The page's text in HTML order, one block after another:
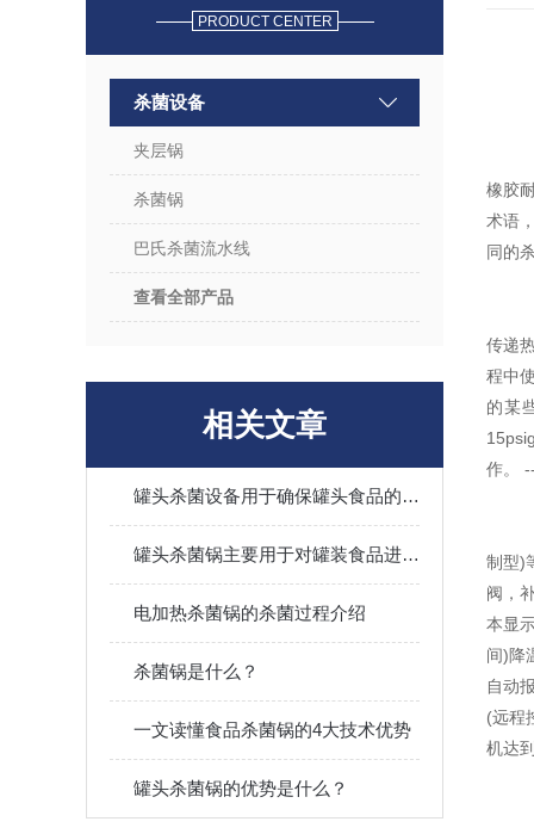
PRODUCT CENTER
杀菌设备
夹层锅
杀菌锅
巴氏杀菌流水线
查看全部产品
相关文章
罐头杀菌设备用于确保罐头食品的长期保存
罐头杀菌锅主要用于对罐装食品进行高温杀菌处理
电加热杀菌锅的杀菌过程介绍
杀菌锅是什么？
一文读懂食品杀菌锅的4大技术优势
罐头杀菌锅的优势是什么？
橡胶
术语
同的
传递
程中
的某
作。
制型)
阀，
本显
间)降
自动
(远程
机达